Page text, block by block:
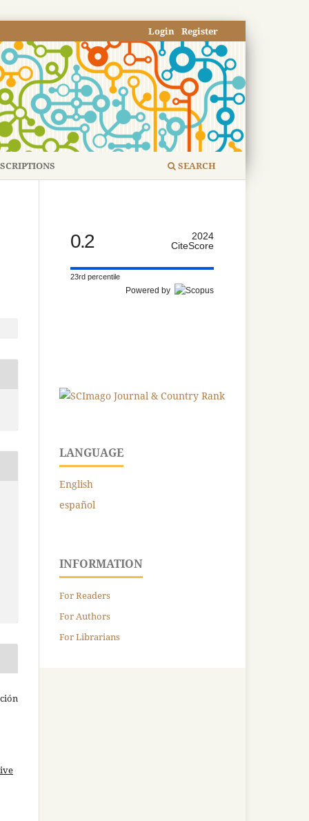
SEARCH
Register
Login
0.2
2024
CiteScore
23rd percentile
Powered by
LANGUAGE
English
español
INFORMATION
For Readers
For Authors
For Librarians